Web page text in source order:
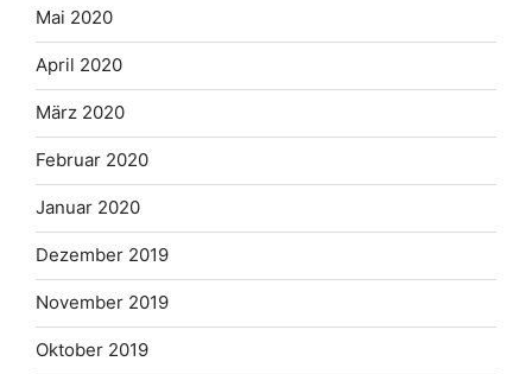
Mai 2020
April 2020
März 2020
Februar 2020
Januar 2020
Dezember 2019
November 2019
Oktober 2019